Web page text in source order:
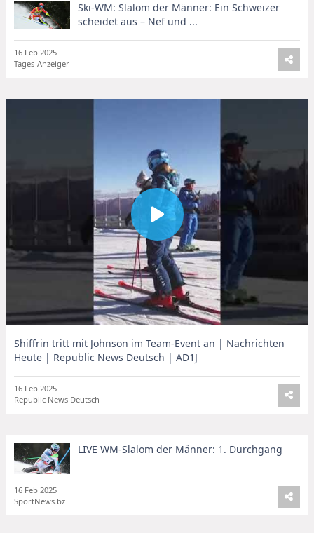
Ski-WM: Slalom der Männer: Ein Schweizer
scheidet aus – Nef und ...
16 Feb 2025
Tages-Anzeiger
Shiffrin tritt mit Johnson im Team-Event an | Nachrichten
Heute | Republic News Deutsch | AD1J
16 Feb 2025
Republic News Deutsch
LIVE WM-Slalom der Männer: 1. Durchgang
16 Feb 2025
SportNews.bz